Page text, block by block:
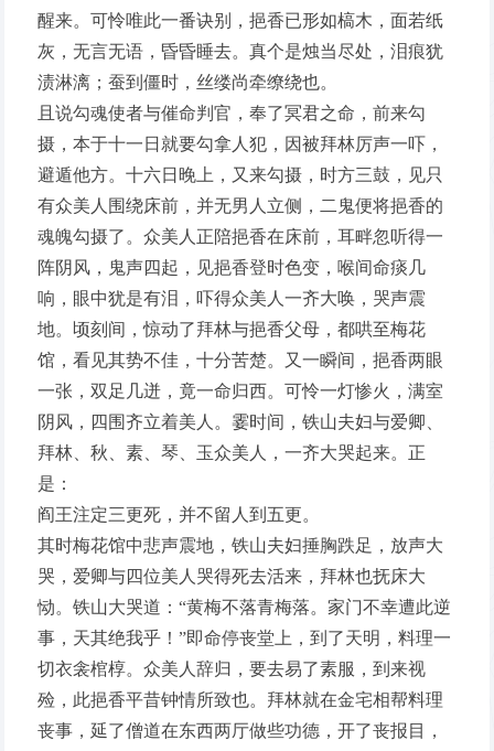
醒来。可怜唯此一番诀别，挹香已形如槁木，面若纸
灰，无言无语，昏昏睡去。真个是烛当尽处，泪痕犹
渍淋漓；蚕到僵时，丝缕尚牵缭绕也。
且说勾魂使者与催命判官，奉了冥君之命，前来勾
摄，本于十一日就要勾拿人犯，因被拜林厉声一吓，
避遁他方。十六日晚上，又来勾摄，时方三鼓，见只
有众美人围绕床前，并无男人立侧，二鬼便将挹香的
魂魄勾摄了。众美人正陪挹香在床前，耳畔忽听得一
阵阴风，鬼声四起，见挹香登时色变，喉间命痰几
响，眼中犹是有泪，吓得众美人一齐大唤，哭声震
地。顷刻间，惊动了拜林与挹香父母，都哄至梅花
馆，看见其势不佳，十分苦楚。又一瞬间，挹香两眼
一张，双足几迸，竟一命归西。可怜一灯惨火，满室
阴风，四围齐立着美人。霎时间，铁山夫妇与爱卿、
拜林、秋、素、琴、玉众美人，一齐大哭起来。正
是：
阎王注定三更死，并不留人到五更。
其时梅花馆中悲声震地，铁山夫妇捶胸跌足，放声大
哭，爱卿与四位美人哭得死去活来，拜林也抚床大
恸。铁山大哭道：“黄梅不落青梅落。家门不幸遭此逆
事，天其绝我乎！”即命停丧堂上，到了天明，料理一
切衣衾棺椁。众美人辞归，要去易了素服，到来视
殓，此挹香平昔钟情所致也。拜林就在金宅相帮料理
丧事，延了僧道在东西两厅做些功德，开了丧报目，